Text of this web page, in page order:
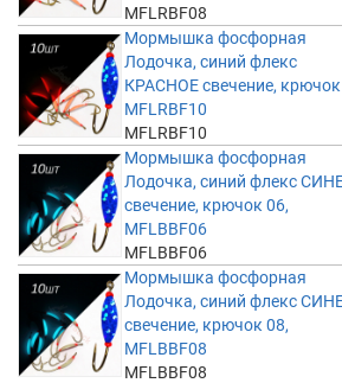
MFLRBF08
Мормышка фосфорная
Лодочка, синий флекс
КРАСНОЕ свечение, крючок
MFLRBF10
MFLRBF10
Мормышка фосфорная
Лодочка, синий флекс
свечение, крючок 06,
MFLBBF06
MFLBBF06
Мормышка фосфорная
Лодочка, синий флекс
свечение, крючок 08,
MFLBBF08
MFLBBF08